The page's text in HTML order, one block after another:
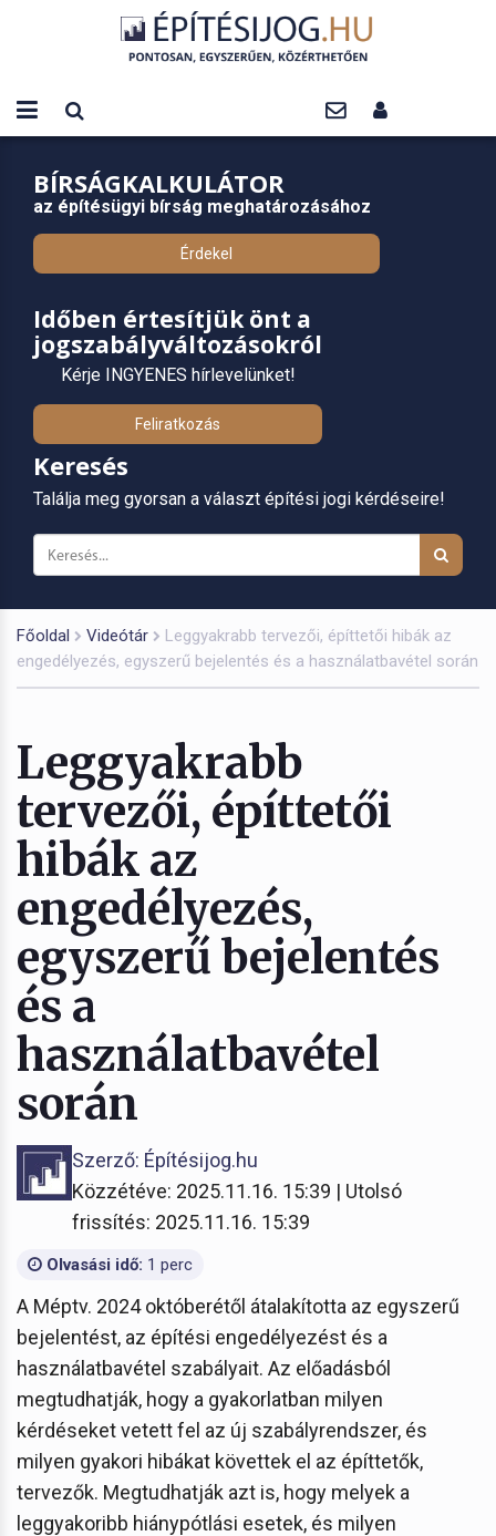
BÍRSÁGKALKULÁTOR
az építésügyi bírság meghatározásához
Érdekel
Időben értesítjük önt a
jogszabályváltozásokról
Kérje INGYENES hírlevelünket!
Feliratkozás
Keresés
Találja meg gyorsan a választ építési jogi kérdéseire!
Főoldal Videótár
Leggyakrabb tervezői, építtetői hibák az
engedélyezés, egyszerű bejelentés és a használatbavétel során
Leggyakrabb
tervezői, építtetői
hibák az
engedélyezés,
egyszerű bejelentés
és a
használatbavétel
során
Szerző: Építésijog.hu
Közzétéve: 2025.11.16. 15:39 | Utolsó
frissítés: 2025.11.16. 15:39
Olvasási idő: 1 perc
A Méptv. 2024 októberétől átalakította az egyszerű
bejelentést, az építési engedélyezést és a
használatbavétel szabályait. Az előadásból
megtudhatják, hogy a gyakorlatban milyen
kérdéseket vetett fel az új szabályrendszer, és
milyen gyakori hibákat követtek el az építtetők,
tervezők. Megtudhatják azt is, hogy melyek a
leggyakoribb hiánypótlási esetek, és milyen